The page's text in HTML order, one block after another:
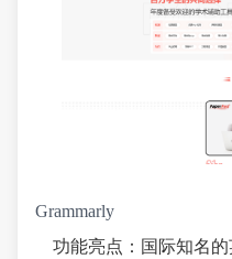
Grammarly
功能亮点：国际知名